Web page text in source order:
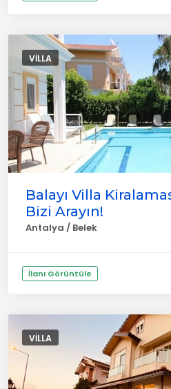
VILLA
Balayı Villa
Bizi Arayın!
Antalya / Belek
İlanı Görüntüle
VILLA